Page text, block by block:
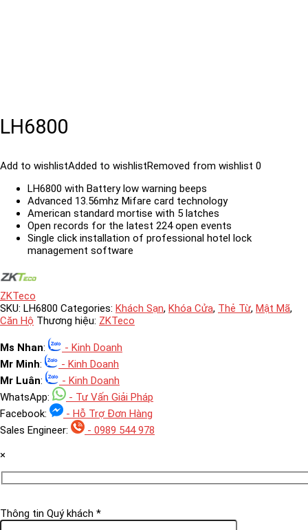
LH6800
Add to wishlistAdded to wishlistRemoved from wishlist 0
LH6800 with Battery low warning beeps
Advanced 13.56mhz Mifare card technology
American standard mortise with 5 latches
Open records for the latest 224 open events
Single click installation of professional hotel lock
management software
ZKTeco
SKU: LH6800 Categories: Khách Sạn, Khóa Cửa, Thẻ Từ, Mật Mã,
Căn Hộ Thương hiệu: ZKTeco
Ms Nhan:
- Kinh Doanh
Mr Minh:
- Kinh Doanh
Mr Luân:
- Kinh Doanh
WhatsApp:
- Tư Vấn Giải Pháp
Facebook:
- Hỗ Trợ Đơn Hàng
Sales Engineer:
- 0989 544 978
×
Thông tin Quý khách *